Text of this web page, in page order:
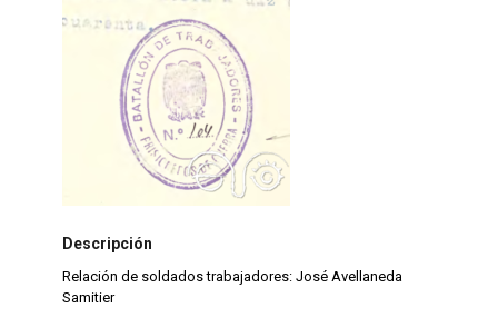
Descripción
Relación de soldados trabajadores: José Avellaneda
Samitier